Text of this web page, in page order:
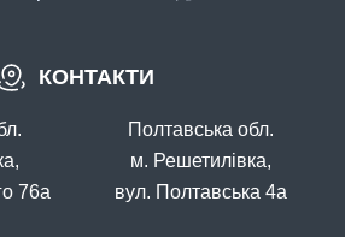
КОНТАКТИ
76а
Полтавська обл.
м. Решетилівка,
вул. Полтавська 4а